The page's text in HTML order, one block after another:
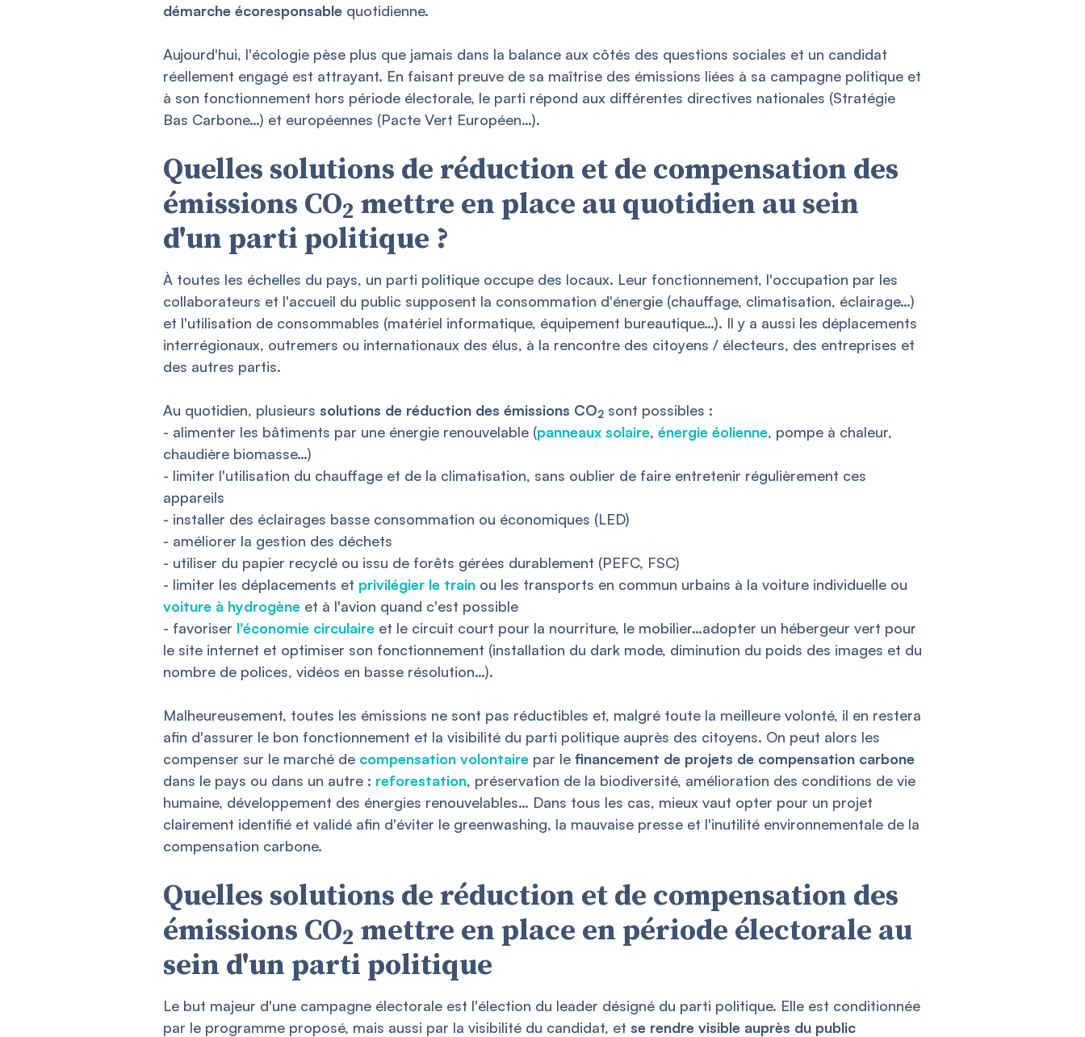
démarche écoresponsable quotidienne.
Aujourd'hui, l'écologie pèse plus que jamais dans la balance aux côtés des questions sociales et un candidat
réellement engagé est attrayant. En faisant preuve de sa maîtrise des émissions liées à sa campagne politique et
à son fonctionnement hors période électorale, le parti répond aux différentes directives nationales (Stratégie
Bas Carbone…) et européennes (Pacte Vert Européen…).
Quelles solutions de réduction et de compensation des
émissions CO2 mettre en place au quotidien au sein
d'un parti politique ?
À toutes les échelles du pays, un parti politique occupe des locaux. Leur fonctionnement, l'occupation par les
collaborateurs et l'accueil du public supposent la consommation d'énergie (chauffage, climatisation, éclairage…)
et l'utilisation de consommables (matériel informatique, équipement bureautique…). Il y a aussi les déplacements
interrégionaux, outremers ou internationaux des élus, à la rencontre des citoyens / électeurs, des entreprises et
des autres partis.
Au quotidien, plusieurs solutions de réduction des émissions CO2 sont possibles :
- alimenter les bâtiments par une énergie renouvelable (panneaux solaire, énergie éolienne, pompe à chaleur,
chaudière biomasse…)
- limiter l'utilisation du chauffage et de la climatisation, sans oublier de faire entretenir régulièrement ces
appareils
- installer des éclairages basse consommation ou économiques (LED)
- améliorer la gestion des déchets
- utiliser du papier recyclé ou issu de forêts gérées durablement (PEFC, FSC)
- limiter les déplacements et privilégier le train ou les transports en commun urbains à la voiture individuelle ou
voiture à hydrogène et à l'avion quand c'est possible
- favoriser l'économie circulaire et le circuit court pour la nourriture, le mobilier…adopter un hébergeur vert pour
le site internet et optimiser son fonctionnement (installation du dark mode, diminution du poids des images et du
nombre de polices, vidéos en basse résolution…).
Malheureusement, toutes les émissions ne sont pas réductibles et, malgré toute la meilleure volonté, il en restera
afin d'assurer le bon fonctionnement et la visibilité du parti politique auprès des citoyens. On peut alors les
compenser sur le marché de compensation volontaire par le financement de projets de compensation carbone
dans le pays ou dans un autre : reforestation, préservation de la biodiversité, amélioration des conditions de vie
humaine, développement des énergies renouvelables… Dans tous les cas, mieux vaut opter pour un projet
clairement identifié et validé afin d'éviter le greenwashing, la mauvaise presse et l'inutilité environnementale de la
compensation carbone.
Quelles solutions de réduction et de compensation des
émissions CO2 mettre en place en période électorale au
sein d'un parti politique
Le but majeur d'une campagne électorale est l'élection du leader désigné du parti politique. Elle est conditionnée
par le programme proposé, mais aussi par la visibilité du candidat, et se rendre visible auprès du public